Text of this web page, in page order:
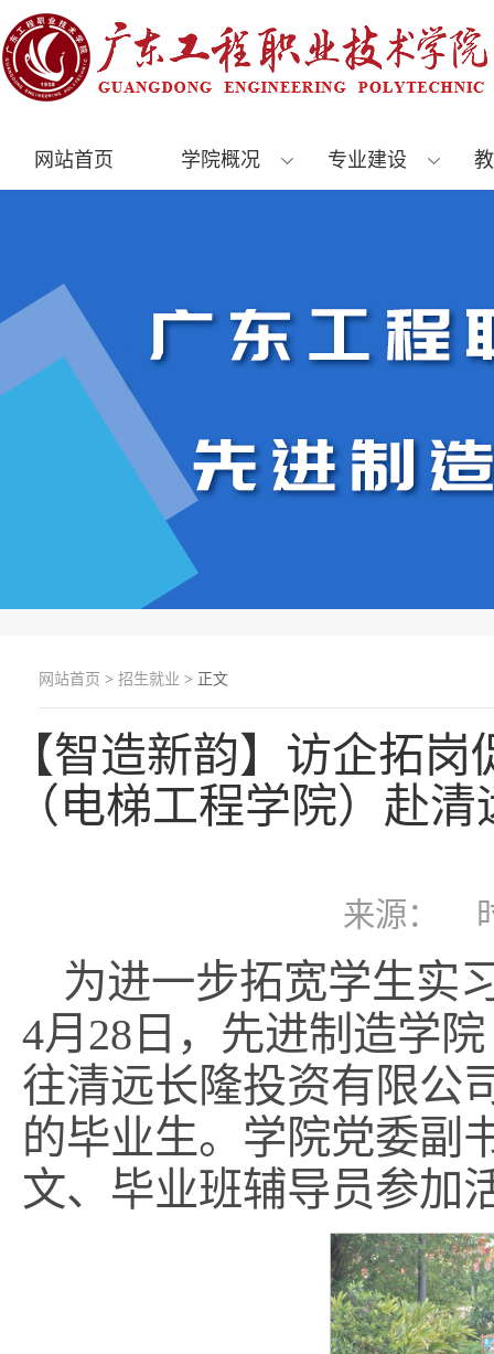
网站首页 学院概况 专业建设
网站首页 > 招生就业 > 正文
【智造新韵】访企拓
（电梯工程学院）赴
来源：
为进一步拓宽学生实
4月28日，先进制造学
往清远长隆投资有限公
的毕业生。学院党委副
文、毕业班辅导员参加